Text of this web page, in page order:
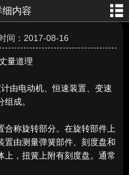
内容
间：2017-08-16
量道理
电动机、恒速装置、变速
成。
合称旋转部分。在旋转部件上
置由测量弹簧部件、刻度盘和
上，扭簧上附有刻度盘。通常